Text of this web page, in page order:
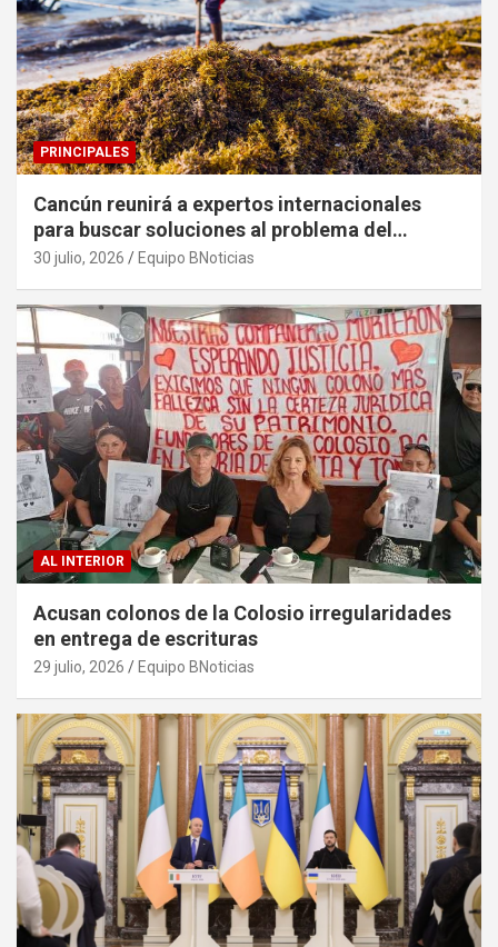
PRINCIPALES
Cancún reunirá a expertos internacionales
para buscar soluciones al problema del
sargazo
30 julio, 2026 Equipo BNoticias
AL INTERIOR
Acusan colonos de la Colosio irregularidades
en entrega de escrituras
29 julio, 2026 Equipo BNoticias